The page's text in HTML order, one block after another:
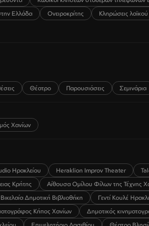
Ελλάδα Ονειροκρίτης Κληρώσεις λαϊκού
Θέατρο Παρουσιάσεις Σεμινάρια
Χανίων
Ηρακλείου Heraklion Improv Theater
Κρήτης Αίθουσα Ομίλου Φίλων της Τέχνης
Βικελαία Δημοτική Βιβλιοθήκη Γεντί Κουλέ
Κήπος Χανίων Δημοτικός